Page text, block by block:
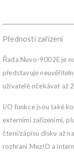
Přednosti zařízení
Řada Nuvo-9002E je
představuje
uživatelé očekávat až
I/O funkce jsou také
externími zařízeními,
čtení/zápisu disku až
rozhraní MezIO a